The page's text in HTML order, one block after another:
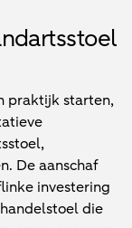
praktijk starten,
De aanschaf
investering
die